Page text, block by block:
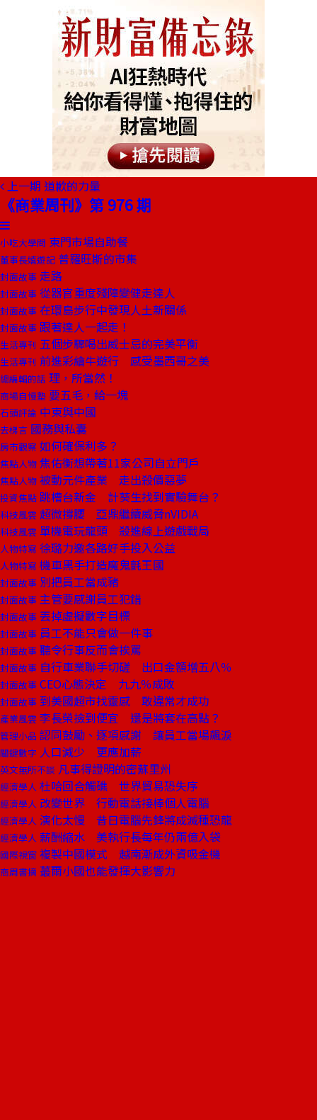
上一期 道歉的力量
《商業周刊》第 976 期
小吃大學問 東門市場自助餐
董事長嬉遊記 普羅旺斯的市集
封面故事 走路
封面故事 從器官重度殘障變健走達人
封面故事 在環島步行中發現人土新關係
封面故事 跟著達人一起走！
生活專刊 五個步驟喝出威士忌的完美平衡
生活專刊 前進彩繪牛遊行 感受墨西哥之美
總編輯的話 理，所當然！
商場自慢塾 要五毛，給一塊
石頭評論 中東與中國
去梯言 國務與私囊
房市觀察 如何確保利多？
焦點人物 焦佑衡想帶著11家公司自立門戶
焦點人物 被動元件產業 走出殺價惡夢
投資焦點 跳槽台新金 計葵生找到實驗舞台？
科技風雲 超微撐腰 亞鼎繼續威脅nVIDIA
科技風雲 單機電玩龍頭 殺進線上遊戲戰局
人物特寫 徐璐力邀各路好手投入公益
人物特寫 機車黑手打造魔鬼氈王國
封面故事 別把員工當成豬
封面故事 主管要感謝員工犯錯
封面故事 丟掉虛擬數字目標
封面故事 員工不能只會做一件事
封面故事 聽令行事反而會挨罵
封面故事 自行車業聯手切磋 出口金額增五八％
封面故事 CEO心態決定 九九％成敗
封面故事 到美國超市找靈感 敢違常才成功
產業風雲 李長榮撿到便宜 還是將套在高點？
管理小品 認同鼓勵、逐項感謝 讓員工當場飆淚
關鍵數字 人口減少 更應加薪
英文無所不談 凡事得證明的密蘇里州
經濟學人 杜哈回合觸礁 世界貿易恐失序
經濟學人 改變世界 行動電話接棒個人電腦
經濟學人 演化太慢 昔日電腦先鋒將成滅種恐龍
經濟學人 薪酬縮水 美執行長每年仍兩億入袋
國際視窗 複製中國模式 越南漸成外資吸金機
商周書摘 蕞爾小國也能發揮大影響力